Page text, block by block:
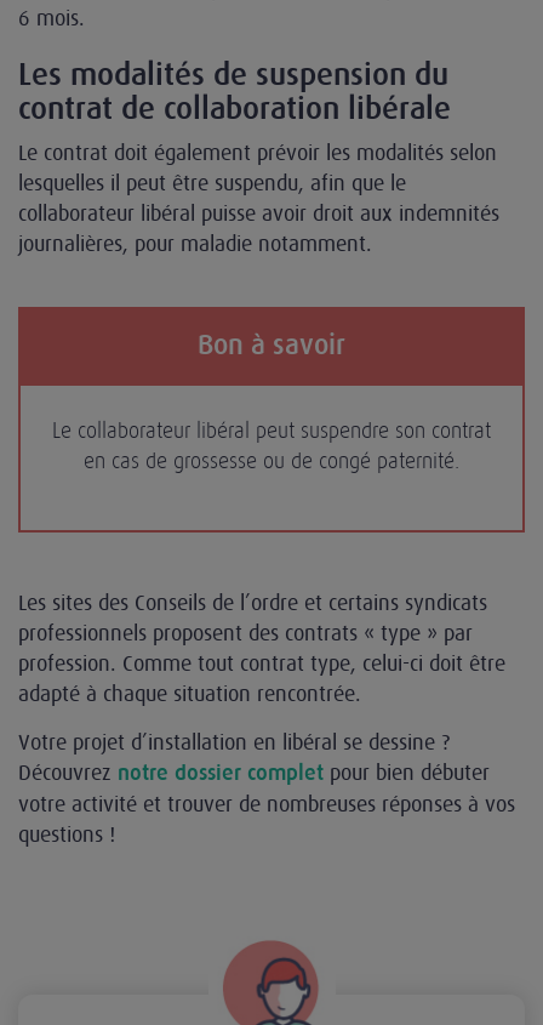
6 mois.
Les modalités de suspension du
contrat de collaboration libérale
Le contrat doit également prévoir les modalités selon
lesquelles il peut être suspendu, afin que le
collaborateur libéral puisse avoir droit aux indemnités
journalières, pour maladie notamment.
Bon à savoir
Le collaborateur libéral peut suspendre son contrat
en cas de grossesse ou de congé paternité.
Les sites des Conseils de l’ordre et certains syndicats
professionnels proposent des contrats « type » par
profession. Comme tout contrat type, celui-ci doit être
adapté à chaque situation rencontrée.
Votre projet d’installation en libéral se dessine ?
Découvrez notre dossier complet pour bien débuter
votre activité et trouver de nombreuses réponses à vos
questions !